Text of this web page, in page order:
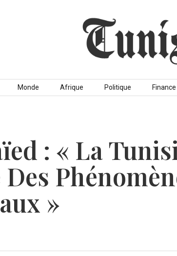
Monde Afrique Politique Finance
: « La
»